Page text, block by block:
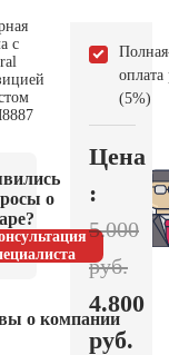
о
о компании
Полная
оплата
(5%)
Цена
:
5.000
руб.
4.800
руб.